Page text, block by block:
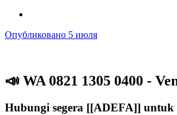
Опубликовано 5 июля
📣 WA 0821 1305 0400 -
Hubungi segera [[ADEFA]]